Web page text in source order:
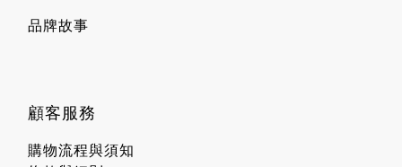
品牌故事
顧客服務
購物流程與須知